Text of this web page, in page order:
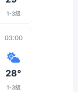
1-3级
03:00
28°
1-3级